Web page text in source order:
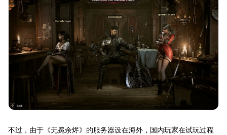
不过，由于《无冕余烬》的服务器设在海外，国内玩家在试玩过程